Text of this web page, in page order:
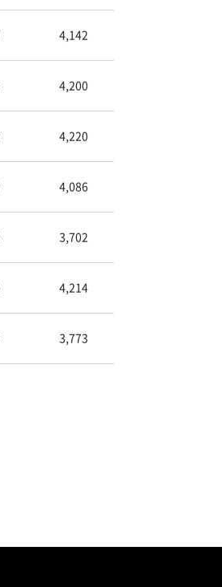
4,142
4,200
4,220
4,086
3,702
4,214
3,773